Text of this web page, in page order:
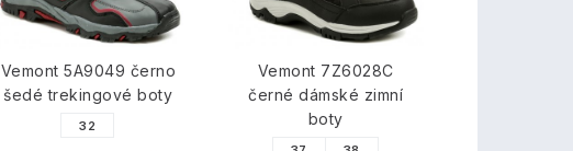
Vemont 5A9049 černo
šedé trekingové boty
32
Vemont 7Z6028C
černé dámské zimní
boty